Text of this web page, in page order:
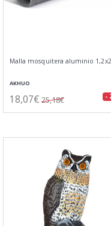
Malla mosquitera aluminio
AKHUO
18,07€ 25,18€ -